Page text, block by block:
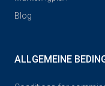
Blog
ALLGEMEINE